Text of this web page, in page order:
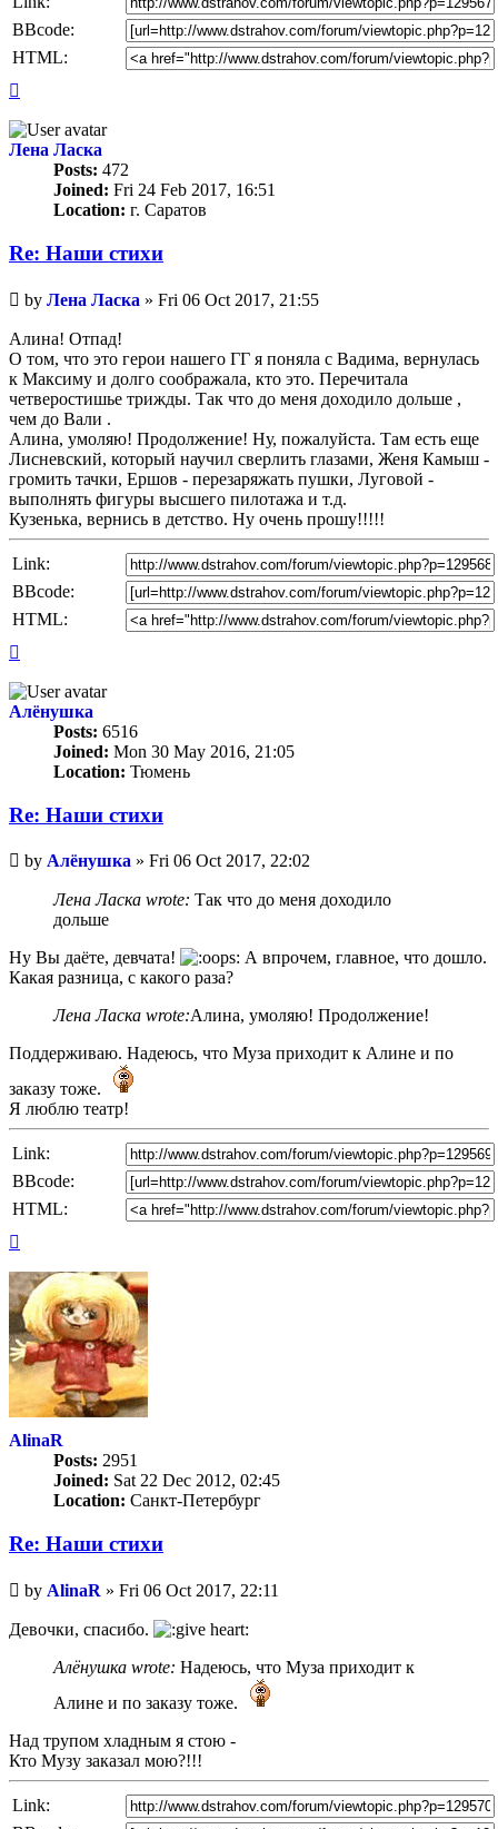
BBcode:
HTML:
Лена Ласка
Posts: 472
Joined: Fri 24 Feb 2017, 16:51
Location: г. Саратов
Re: Наши стихи
Unread
post
by Лена Ласка » Fri 06 Oct 2017, 21:55
Алина! Отпад!
О том, что это герои нашего ГГ я поняла с Вадима, вернулась
к Максиму и долго соображала, кто это. Перечитала
четверостишье трижды. Так что до меня доходило дольше ,
чем до Вали .
Алина, умоляю! Продолжение! Ну, пожалуйста. Там есть еще
Лисневский, который научил сверлить глазами, Женя Камыш -
громить тачки, Ершов - перезаряжать пушки, Луговой -
выполнять фигуры высшего пилотажа и т.д.
Кузенька, вернись в детство. Ну очень прошу!!!!!
Link:
BBcode:
HTML:
Алёнушка
Posts: 6516
Joined: Mon 30 May 2016, 21:05
Location: Тюмень
Re: Наши стихи
Unread
post
by Алёнушка » Fri 06 Oct 2017, 22:02
Лена Ласка wrote: Так что до меня доходило
дольше
Ну Вы даёте, девчата!
А впрочем, главное, что дошло.
Какая разница, с какого раза?
Лена Ласка wrote:Алина, умоляю! Продолжение!
Поддерживаю. Надеюсь, что Муза приходит к Алине и по
заказу тоже.
Я люблю театр!
Link:
BBcode:
HTML:
AlinaR
Posts: 2951
Joined: Sat 22 Dec 2012, 02:45
Location: Санкт-Петербург
Re: Наши стихи
Unread
post
by AlinaR » Fri 06 Oct 2017, 22:11
Девочки, спасибо.
Алёнушка wrote: Надеюсь, что Муза приходит к
Алине и по заказу тоже.
Над трупом хладным я стою -
Кто Музу заказал мою?!!!
Link: